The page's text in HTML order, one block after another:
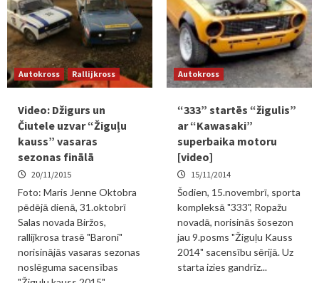
Autokross Rallijkross
Video: Džigurs un
Čiutele uzvar “Žiguļu
kauss” vasaras
sezonas finālā
20/11/2015
Foto: Maris Jenne Oktobra
pēdējā dienā, 31.oktobrī
Salas novada Biržos,
rallijkrosa trasē "Baroni"
norisinājās vasaras sezonas
noslēguma sacensības
Autokross
“333” startēs “žigulis”
ar “Kawasaki”
superbaika motoru
[video]
15/11/2014
Šodien, 15.novembrī, sporta
kompleksā "333", Ropažu
novadā, norisinās šosezon
jau 9.posms "Žiguļu Kauss
2014" sacensību sērijā. Uz
starta izies gandrīz...